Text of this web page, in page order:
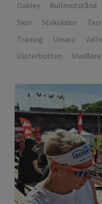
Oakley
Rullmotstånd
Skor
Stakskidor
Träning
Umara
Västerbotten